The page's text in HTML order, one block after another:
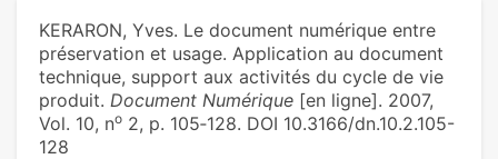
KERARON, Yves. Le document numérique entre
préservation et usage. Application au document
technique, support aux activités du cycle de vie
produit. Document Numérique [en ligne]. 2007,
Vol. 10, no 2, p. 105‑128. DOI 10.3166/dn.10.2.105-
128